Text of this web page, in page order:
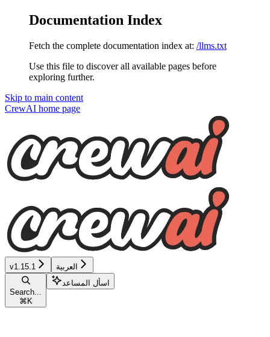
Documentation Index
Fetch the complete documentation index at: /llms.txt
Use this file to discover all available pages before
exploring further.
Skip to main content
CrewAI home page
v1.15.1 العربية
Search...
⌘ K
اسأل المساعد